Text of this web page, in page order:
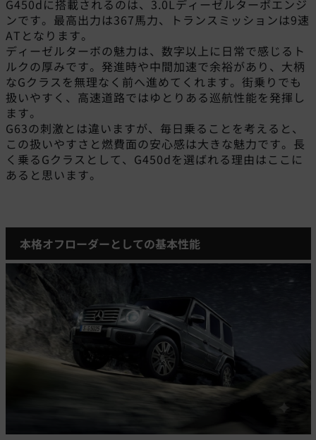
G450dに搭載されるのは、3.0Lディーゼルターボエンジ
ンです。最高出力は367馬力、トランスミッションは9速
ATとなります。
ディーゼルターボの魅力は、数字以上に日常で感じるト
ルクの厚みです。発進時や中間加速で余裕があり、大柄
なGクラスを無理なく前へ進めてくれます。街乗りでも
扱いやすく、高速道路ではゆとりある巡航性能を発揮し
ます。
G63の刺激とは違いますが、毎日乗ることを考えると、
この扱いやすさと燃費面の安心感は大きな魅力です。長
く乗るGクラスとして、G450dを選ばれる理由はここに
あると思います。
本格オフローダーとしての基本性能